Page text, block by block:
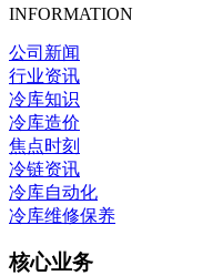
INFORMATION
公司新闻
行业资讯
冷库知识
冷库造价
焦点时刻
冷链资讯
冷库自动化
冷库维修保养
核心业务